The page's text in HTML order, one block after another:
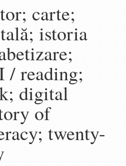
carte;
istoria
/ reading;
digital
of
twenty-